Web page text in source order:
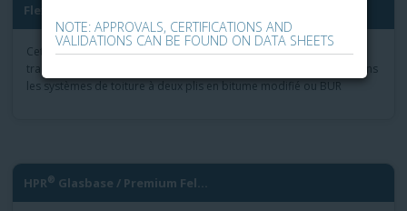
FlexBase
Cette feuille de base modifiée à l'asphalte avec résistance à la
traction a un excès de 300 livres par pouce pour une utilisation dans
les systèmes de toiture à deux plis en bitume modifié ou BUR
HPR® Glasbase / Premium Fel...
NOTE: APPROVALS, CERTIFICATIONS AND
VALIDATIONS CAN BE FOUND ON DATA SHEETS